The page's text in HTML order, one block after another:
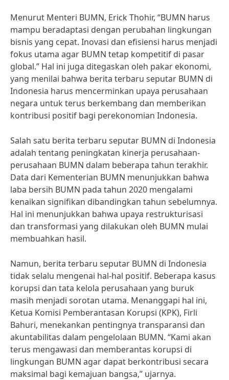
Menurut Menteri BUMN, Erick Thohir, “BUMN harus
mampu beradaptasi dengan perubahan lingkungan
bisnis yang cepat. Inovasi dan efisiensi harus menjadi
fokus utama agar BUMN tetap kompetitif di pasar
global.” Hal ini juga ditegaskan oleh pakar ekonomi,
yang menilai bahwa berita terbaru seputar BUMN di
Indonesia harus mencerminkan upaya perusahaan
negara untuk terus berkembang dan memberikan
kontribusi positif bagi perekonomian Indonesia.
Salah satu berita terbaru seputar BUMN di Indonesia
adalah tentang peningkatan kinerja perusahaan-
perusahaan BUMN dalam beberapa tahun terakhir.
Data dari Kementerian BUMN menunjukkan bahwa
laba bersih BUMN pada tahun 2020 mengalami
kenaikan signifikan dibandingkan tahun sebelumnya.
Hal ini menunjukkan bahwa upaya restrukturisasi
dan transformasi yang dilakukan oleh BUMN mulai
membuahkan hasil.
Namun, berita terbaru seputar BUMN di Indonesia
tidak selalu mengenai hal-hal positif. Beberapa kasus
korupsi dan tata kelola perusahaan yang buruk
masih menjadi sorotan utama. Menanggapi hal ini,
Ketua Komisi Pemberantasan Korupsi (KPK), Firli
Bahuri, menekankan pentingnya transparansi dan
akuntabilitas dalam pengelolaan BUMN. “Kami akan
terus mengawasi dan memberantas korupsi di
lingkungan BUMN agar dapat berkontribusi secara
maksimal bagi kemajuan bangsa,” ujarnya.